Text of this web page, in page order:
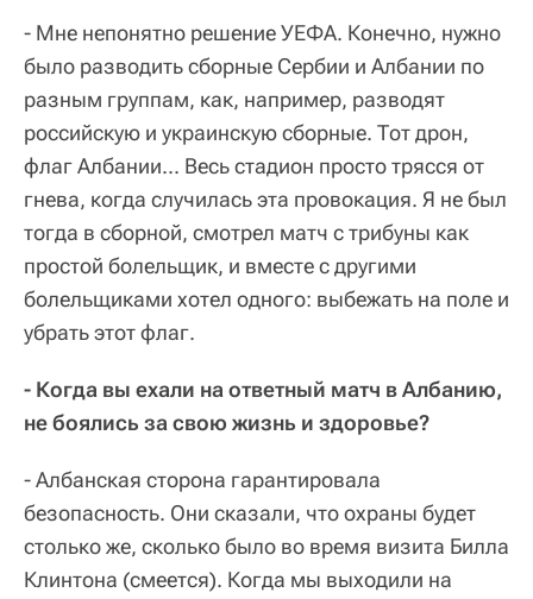
- Мне непонятно решение УЕФА. Конечно, нужно
было разводить сборные Сербии и Албании по
разным группам, как, например, разводят
российскую и украинскую сборные. Тот дрон,
флаг Албании... Весь стадион просто трясся от
гнева, когда случилась эта провокация. Я не был
тогда в сборной, смотрел матч с трибуны как
простой болельщик, и вместе с другими
болельщиками хотел одного: выбежать на поле и
убрать этот флаг.
- Когда вы ехали на ответный матч в Албанию,
не боялись за свою жизнь и здоровье?
- Албанская сторона гарантировала
безопасность. Они сказали, что охраны будет
столько же, сколько было во время визита Билла
Клинтона (смеется). Когда мы выходили на